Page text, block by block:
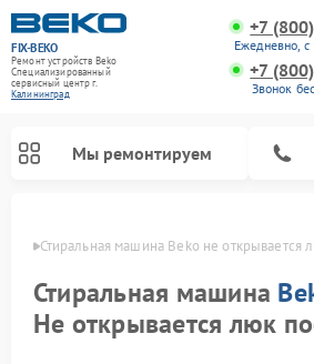
FIX-BEKO
Ремонт устройств Beko
Специализированный
cервисный центр г.
Калининград
+7
Ежедневно,
+7
Звонок
Мы ремонтируем
Стиральная машина Beko не открывается
Стиральная машина
Не открывается люк